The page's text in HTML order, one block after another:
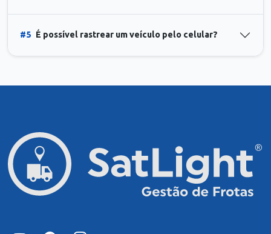
#5 É possível rastrear um veículo pelo celular?